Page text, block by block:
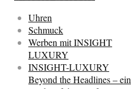
Uhren
Schmuck
Werben mit INSIGHT
LUXURY
INSIGHT-LUXURY
Beyond the Headlines – ein